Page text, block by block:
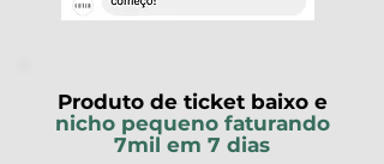
Produto de ticket baixo e
nicho pequeno faturando
7mil em 7 dias